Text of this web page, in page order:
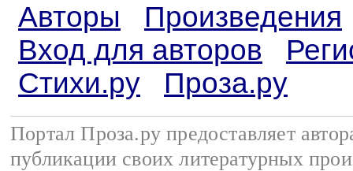
Авторы
Произведения
Вход для авторов
Стихи.ру
Проза.ру
Портал Проза.ру предоставляет
публикации своих литературных